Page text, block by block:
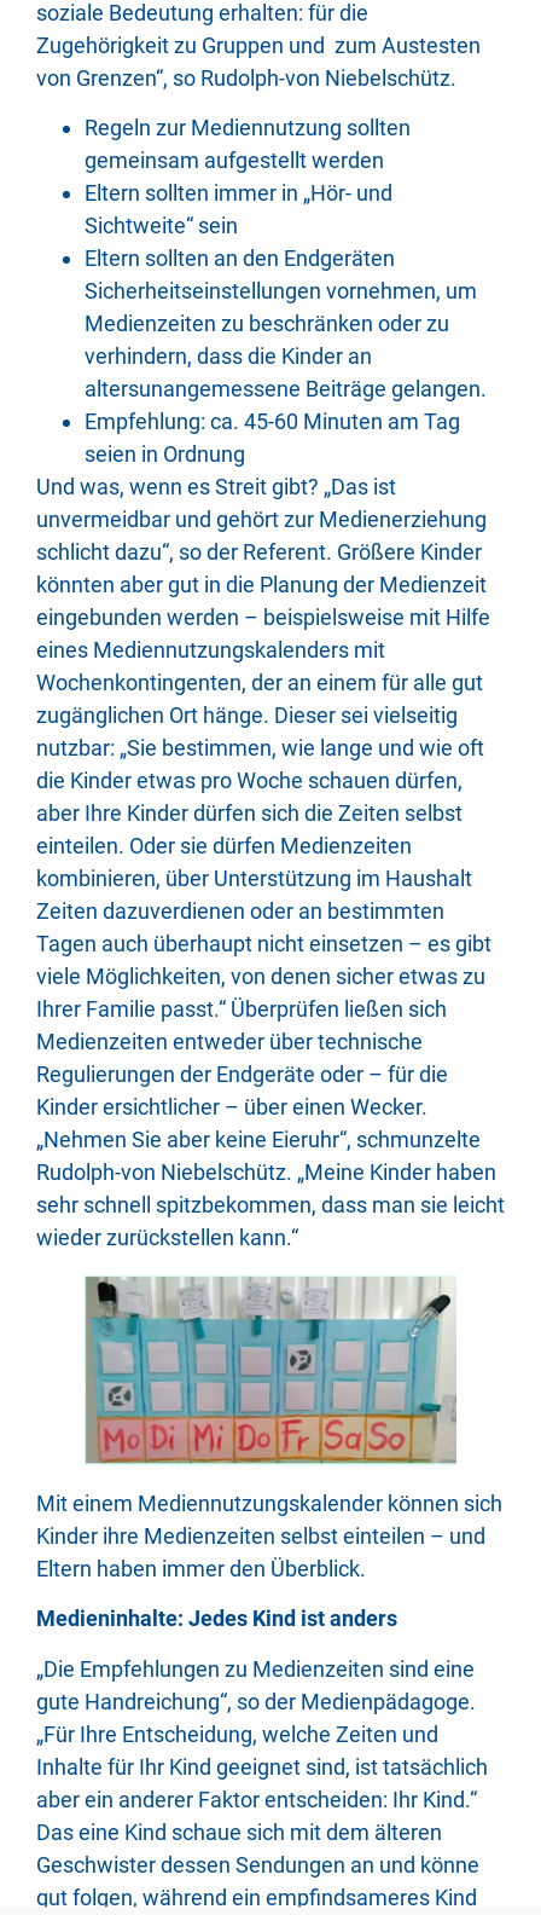
soziale Bedeutung erhalten: für die
Zugehörigkeit zu Gruppen und zum Austesten
von Grenzen“, so Rudolph-von Niebelschütz.
Regeln zur Mediennutzung sollten
gemeinsam aufgestellt werden
Eltern sollten immer in „Hör- und
Sichtweite“ sein
Eltern sollten an den Endgeräten
Sicherheitseinstellungen vornehmen, um
Medienzeiten zu beschränken oder zu
verhindern, dass die Kinder an
altersunangemessene Beiträge gelangen.
Empfehlung: ca. 45-60 Minuten am Tag
seien in Ordnung
Und was, wenn es Streit gibt? „Das ist
unvermeidbar und gehört zur Medienerziehung
schlicht dazu“, so der Referent. Größere Kinder
könnten aber gut in die Planung der Medienzeit
eingebunden werden – beispielsweise mit Hilfe
eines Mediennutzungskalenders mit
Wochenkontingenten, der an einem für alle gut
zugänglichen Ort hänge. Dieser sei vielseitig
nutzbar: „Sie bestimmen, wie lange und wie oft
die Kinder etwas pro Woche schauen dürfen,
aber Ihre Kinder dürfen sich die Zeiten selbst
einteilen. Oder sie dürfen Medienzeiten
kombinieren, über Unterstützung im Haushalt
Zeiten dazuverdienen oder an bestimmten
Tagen auch überhaupt nicht einsetzen – es gibt
viele Möglichkeiten, von denen sicher etwas zu
Ihrer Familie passt.“ Überprüfen ließen sich
Medienzeiten entweder über technische
Regulierungen der Endgeräte oder – für die
Kinder ersichtlicher – über einen Wecker.
„Nehmen Sie aber keine Eieruhr“, schmunzelte
Rudolph-von Niebelschütz. „Meine Kinder haben
sehr schnell spitzbekommen, dass man sie leicht
wieder zurückstellen kann.“
Mit einem Mediennutzungskalender können sich
Kinder ihre Medienzeiten selbst einteilen – und
Eltern haben immer den Überblick.
Medieninhalte: Jedes Kind ist anders
„Die Empfehlungen zu Medienzeiten sind eine
gute Handreichung“, so der Medienpädagoge.
„Für Ihre Entscheidung, welche Zeiten und
Inhalte für Ihr Kind geeignet sind, ist tatsächlich
aber ein anderer Faktor entscheiden: Ihr Kind.“
Das eine Kind schaue sich mit dem älteren
Geschwister dessen Sendungen an und könne
gut folgen, während ein empfindsameres Kind